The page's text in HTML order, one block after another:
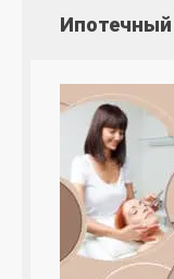
Ипотечный